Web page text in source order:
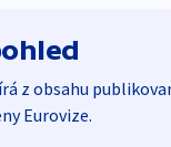
z obsahu
Eurovize.